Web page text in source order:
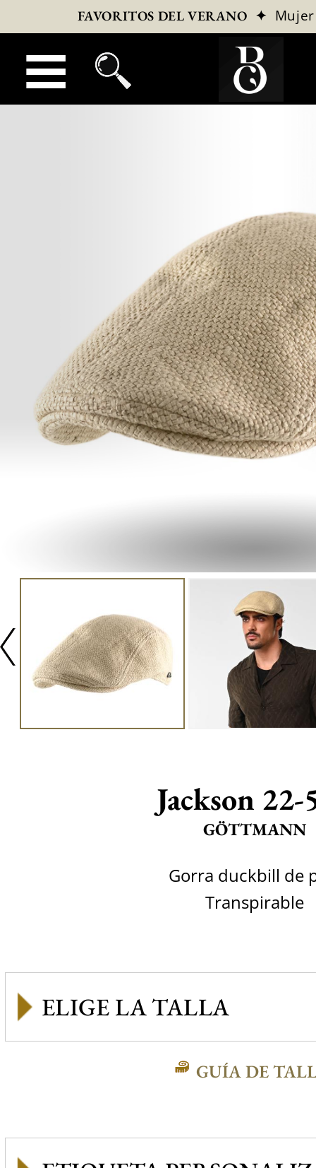
FAVORITOS DEL VERANO ✦ Mujer
Jackson 22-
GÖTTMANN
Gorra duckbill de
Transpirable
GUÍA DE